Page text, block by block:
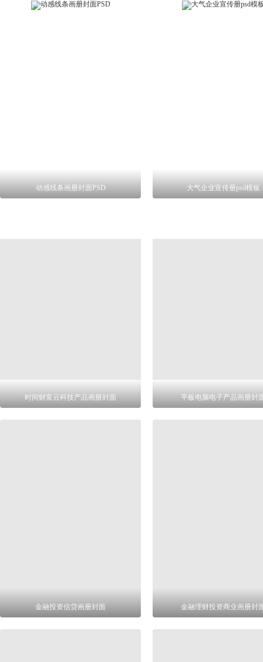
动感线条画册封面PSD 大气企业宣传册psd模板
时间财富云科技产品画册封面 平板电脑电子产品画册封
金融投资信贷画册封面 金融理财投资商业画册封